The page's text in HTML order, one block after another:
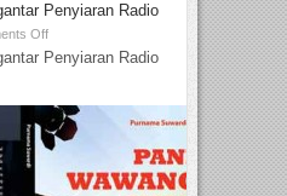
Penyiaran Radio
Off
Penyiaran Radio